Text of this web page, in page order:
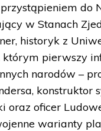
w Stanach
historyk z
którym pierwszy
narodów –
oraz oficer
warianty